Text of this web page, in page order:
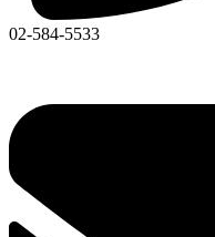
02-584-5533